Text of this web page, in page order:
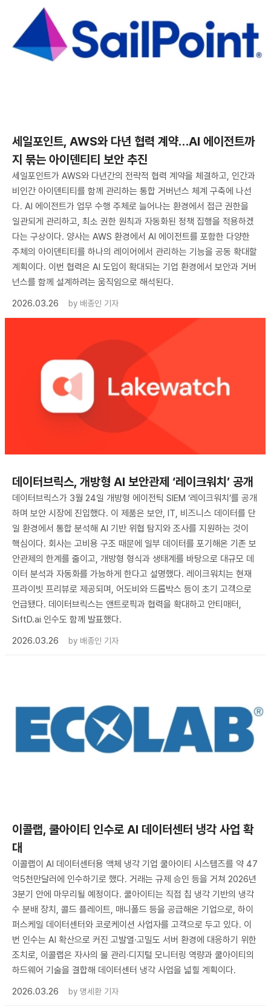
세일포인트, AWS와 다년 협력 계약…AI 에이전트까
지 묶는 아이덴티티 보안 추진
세일포인트가 AWS와 다년간의 전략적 협력 계약을 체결하고, 인간과
비인간 아이덴티티를 함께 관리하는 통합 거버넌스 체계 구축에 나선
다. AI 에이전트가 업무 수행 주체로 늘어나는 환경에서 접근 권한을
일관되게 관리하고, 최소 권한 원칙과 자동화된 정책 집행을 적용하겠
다는 구상이다. 양사는 AWS 환경에서 AI 에이전트를 포함한 다양한
주체의 아이덴티티를 하나의 레이어에서 관리하는 기능을 공동 확대할
계획이다. 이번 협력은 AI 도입이 확대되는 기업 환경에서 보안과 거버
넌스를 함께 설계하려는 움직임으로 해석된다.
2026.03.26
by 배종인 기자
데이터브릭스, 개방형 AI 보안관제 ‘레이크워치’ 공개
데이터브릭스가 3월 24일 개방형 에이전틱 SIEM ‘레이크워치’를 공개
하며 보안 시장에 진입했다. 이 제품은 보안, IT, 비즈니스 데이터를 단
일 환경에서 통합 분석해 AI 기반 위협 탐지와 조사를 지원하는 것이
핵심이다. 회사는 고비용 구조 때문에 일부 데이터를 포기해온 기존 보
안관제의 한계를 줄이고, 개방형 형식과 생태계를 바탕으로 대규모 데
이터 분석과 자동화를 가능하게 한다고 설명했다. 레이크워치는 현재
프라이빗 프리뷰로 제공되며, 어도비와 드롭박스 등이 초기 고객으로
언급됐다. 데이터브릭스는 앤트로픽과 협력을 확대하고 안티매터,
SiftD.ai 인수도 함께 발표했다.
2026.03.26
by 배종인 기자
이콜랩, 쿨아이티 인수로 AI 데이터센터 냉각 사업 확
대
이콜랩이 AI 데이터센터용 액체 냉각 기업 쿨아이티 시스템즈를 약 47
억5천만달러에 인수하기로 했다. 거래는 규제 승인 등을 거쳐 2026년
3분기 안에 마무리될 예정이다. 쿨아이티는 직접 칩 냉각 기반의 냉각
수 분배 장치, 콜드 플레이트, 매니폴드 등을 공급해온 기업으로, 하이
퍼스케일 데이터센터와 코로케이션 사업자를 고객으로 두고 있다. 이
번 인수는 AI 확산으로 커진 고발열·고밀도 서버 환경에 대응하기 위한
조치로, 이콜랩은 자사의 물 관리·디지털 모니터링 역량과 쿨아이티의
하드웨어 기술을 결합해 데이터센터 냉각 사업을 넓힐 계획이다.
2026.03.26
by 명세환 기자